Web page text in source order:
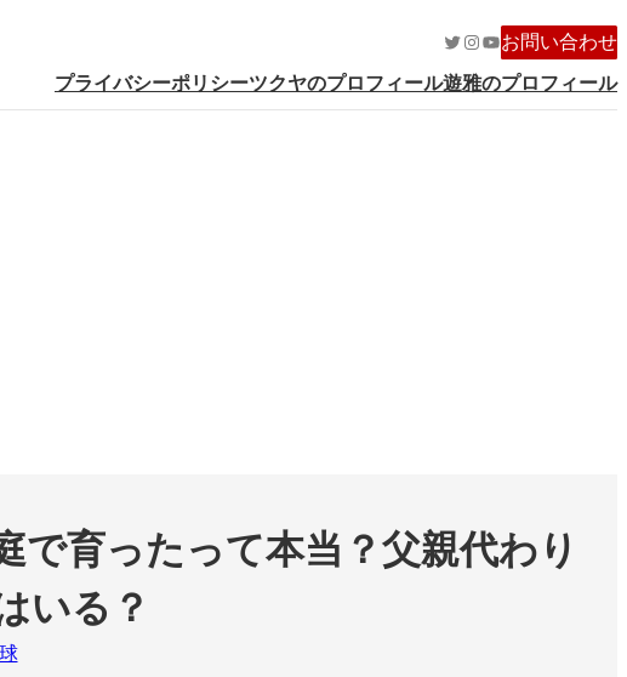
Twitter
Instagram
YouTube
お問い合わせ
プライバシーポリシーツクヤのプロフィール遊雅のプロフィール
で育ったって本当？父親代わり
いる？